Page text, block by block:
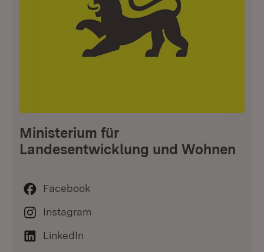
Ministerium für
Landesentwicklung und Wohnen
Facebook
Instagram
LinkedIn